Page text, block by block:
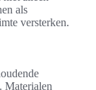
als
versterken.
Materialen